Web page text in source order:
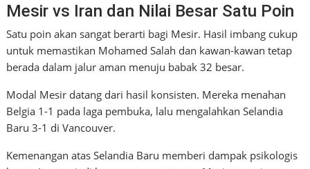
Mesir vs Iran dan Nilai Besar Satu Poin
Satu poin akan sangat berarti bagi Mesir. Hasil imbang cukup
untuk memastikan Mohamed Salah dan kawan-kawan tetap
berada dalam jalur aman menuju babak 32 besar.
Modal Mesir datang dari hasil konsisten. Mereka menahan
Belgia 1-1 pada laga pembuka, lalu mengalahkan Selandia
Baru 3-1 di Vancouver.
Kemenangan atas Selandia Baru memberi dampak psikologis